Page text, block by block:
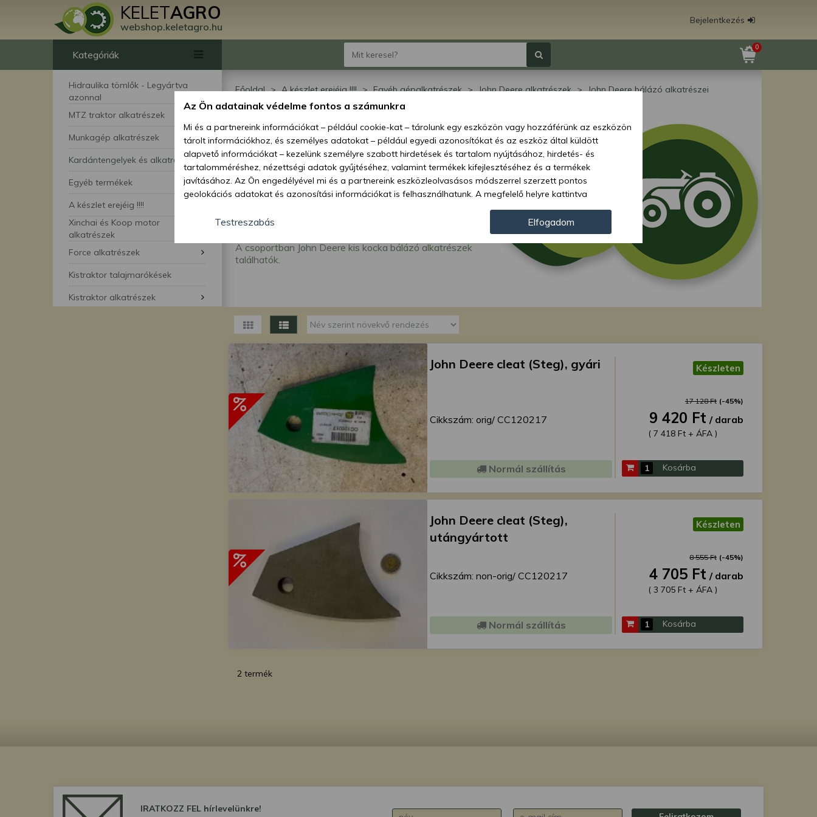
KELETAGRO
webshop.keletagro.hu
Bejelentkezés
Kategóriák
Hidraulika tömlők - Legyártva
azonnal
MTZ traktor alkatrészek
Munkagép alkatrészek
Kardántengelyek és alkatrészei
Egyéb termékek
A készlet erejéig !!!!
Xinchai és Koop motor
alkatrészek
Force alkatrészek
Kistraktor talajmarókések
Kistraktor alkatrészek
0
Főoldal A készlet erejéig !!!! Egyéb gépalkatrészek John Deere alkatrészek John Deere bálázó alkatrészei
John Deere bálázó
alkatrészei
A csoportban John Deere kis kocka bálázó alkatrészek
találhatók.
John Deere cleat (Steg), gyári
Cikkszám: orig/ CC120217
Normál szállítás
Készleten
17 128 Ft (-45%)
9 420 Ft / darab
( 7 418 Ft + ÁFA )
Kosárba
John Deere cleat (Steg),
utángyártott
Cikkszám: non-orig/ CC120217
Normál szállítás
Készleten
8 555 Ft (-45%)
4 705 Ft / darab
( 3 705 Ft + ÁFA )
Kosárba
2 termék
IRATKOZZ FEL hírlevelünkre!
Az Ön adatainak védelme fontos a számunkra
Mi és a partnereink információkat – például cookie-kat – tárolunk egy eszközön vagy hozzáférünk az eszközön
tárolt információkhoz, és személyes adatokat – például egyedi azonosítókat és az eszköz által küldött
alapvető információkat – kezelünk személyre szabott hirdetések és tartalom nyújtásához, hirdetés- és
tartalomméréshez, nézettségi adatok gyűjtéséhez, valamint termékek kifejlesztéséhez és a termékek
javításához. Az Ön engedélyével mi és a partnereink eszközleolvasásos módszerrel szerzett pontos
geolokációs adatokat és azonosítási információkat is felhasználhatunk. A megfelelő helyre kattintva
hozzájárulhat ahhoz, hogy mi és a partnereink a fent leírtak szerint adatkezelést végezzünk. Másik
lehetőségként a hozzájárulás megadása vagy elutasítása előtt részletesebb információkhoz juthat, és
megváltoztathatja beállításait. Felhívjuk figyelmét, hogy személyes adatainak bizonyos kezeléséhez nem
feltétlenül szükséges az Ön hozzájárulása, de jogában áll tiltakozni az ilyen jellegű adatkezelés ellen. A
beállításai csak erre a weboldalra érvényesek. Erre a webhelyre visszatérve vagy az adatvédelmi szabályzatunk
Testreszabás Elfogadom